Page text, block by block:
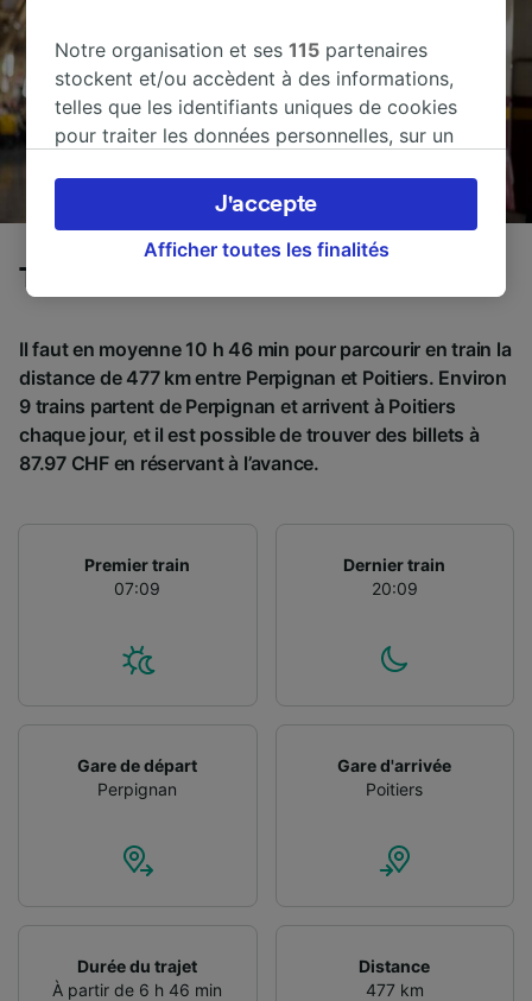
Trains de Perpignan à Poitiers
Il faut en moyenne 10 h 46 min pour parcourir en train la
distance de 477 km entre Perpignan et Poitiers. Environ
9 trains partent de Perpignan et arrivent à Poitiers
chaque jour, et il est possible de trouver des billets à
87.97 CHF en réservant à l’avance.
Premier train
07:09
Dernier train
20:09
Gare de départ
Perpignan
Gare d'arrivée
Poitiers
Durée du trajet
À partir de 6 h 46 min
Distance
477 km
Notre organisation et ses115 partenaires
stockent et/ou accèdent à des informations,
telles que les identifiants uniques de cookies
pour traiter les données personnelles, sur un
préférences, notamment en exerçant votre
droit d’opposition à l’intérêt légitime, en
cliquant ci-dessous ou à tout moment sur la
Vos données ne seront pas utilisées à des fins
de traçage si vous nous avez demandé de ne
pas vous tracer.
Nos équipes ainsi que nos partenaires
finalités suivantes :
précises. Analyser activement les
caractéristiques de l’appareil pour
informations sur un appareil. Publicités et
contenu personnalisés, mesure de
Liste de nos partenaires (fournisseurs)
Afficher toutes les finalités
J'accepte